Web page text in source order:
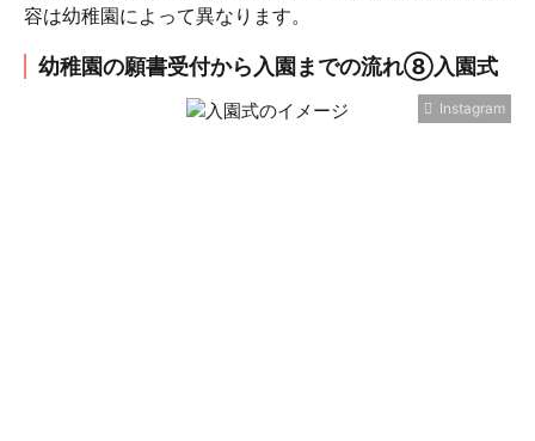
容は幼稚園によって異なります。
幼稚園の願書受付から入園までの流れ⑧入園式
Instagram